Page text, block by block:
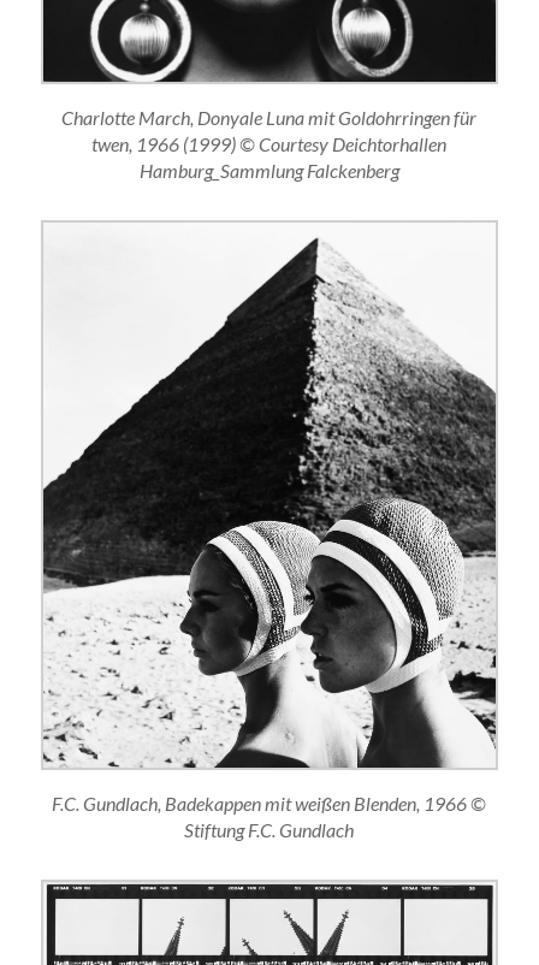
Charlotte March, Donyale Luna mit Goldohrringen für
twen, 1966 (1999) © Courtesy Deichtorhallen
Hamburg_Sammlung Falckenberg
F.C. Gundlach, Badekappen mit weißen Blenden, 1966 ©
Stiftung F.C. Gundlach